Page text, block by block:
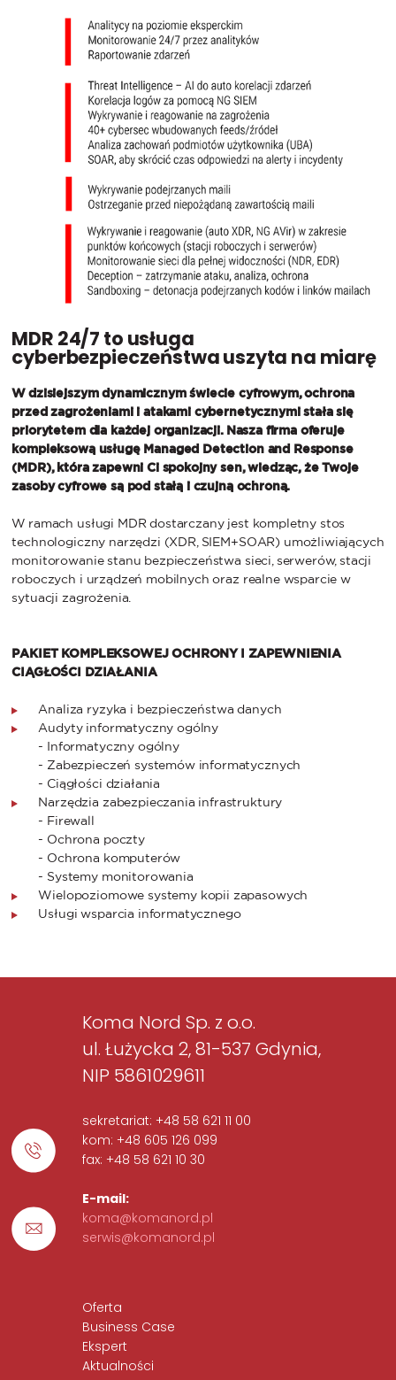
MDR 24/7 to usługa
cyberbezpieczeństwa uszyta na miarę
W dzisiejszym dynamicznym świecie cyfrowym, ochrona
przed zagrożeniami i atakami cybernetycznymi stała się
priorytetem dla każdej organizacji. Nasza firma oferuje
kompleksową usługę Managed Detection and Response
(MDR), która zapewni Ci spokojny sen, wiedząc, że Twoje
zasoby cyfrowe są pod stałą i czujną ochroną.
W ramach usługi MDR dostarczany jest kompletny stos
technologiczny narzędzi (XDR, SIEM+SOAR) umożliwiających
monitorowanie stanu bezpieczeństwa sieci, serwerów, stacji
roboczych i urządzeń mobilnych oraz realne wsparcie w
sytuacji zagrożenia.
PAKIET KOMPLEKSOWEJ OCHRONY I ZAPEWNIENIA
CIĄGŁOŚCI DZIAŁANIA
Analiza ryzyka i bezpieczeństwa danych
Audyty informatyczny ogólny
- Informatyczny ogólny
- Zabezpieczeń systemów informatycznych
- Ciągłości działania
Narzędzia zabezpieczania infrastruktury
- Firewall
- Ochrona poczty
- Ochrona komputerów
- Systemy monitorowania
Wielopoziomowe systemy kopii zapasowych
Usługi wsparcia informatycznego
Koma Nord Sp. z o.o.
ul. Łużycka 2, 81-537 Gdynia,
NIP 5861029611
sekretariat: +48 58 621 11 00
kom: +48 605 126 099
fax: +48 58 621 10 30
E-mail:
koma@komanord.pl
serwis@komanord.pl
Oferta
Business Case
Ekspert
Aktualności